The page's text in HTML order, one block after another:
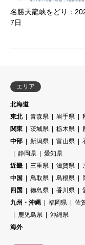
名勝天龍峡をどり：
7日
エリア
北海道
東北
青森県 岩手県
関東
茨城県 栃木県
中部
新潟県 富山県
静岡県
愛知県
近畿
三重県 滋賀県
中国
鳥取県 島根県
四国
徳島県 香川県
九州・沖縄
福岡県 佐
鹿児島県
沖縄県
海外